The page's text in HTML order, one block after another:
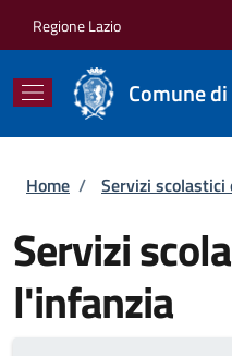
Regione Lazio
Comune
Briciole di
Home / Servizi
Servizi
l'infanzia